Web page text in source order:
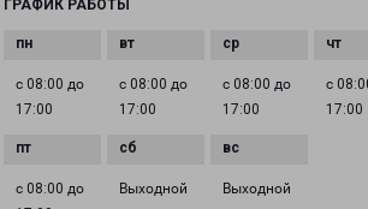
ГРАФИК РАБОТЫ
с 08:00 до
17:00
с 08:00 до
17:00
с 08:00 до
17:00
с
17:00
с 08:00 до
Выходной Выходной